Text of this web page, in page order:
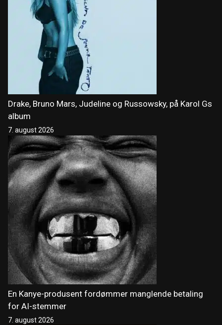
Drake, Bruno Mars, Judeline og Russowsky, på Karol Gs
album
7. august 2026
En Kanye-produsent fordømmer manglende betaling
for AI-stemmer
7. august 2026